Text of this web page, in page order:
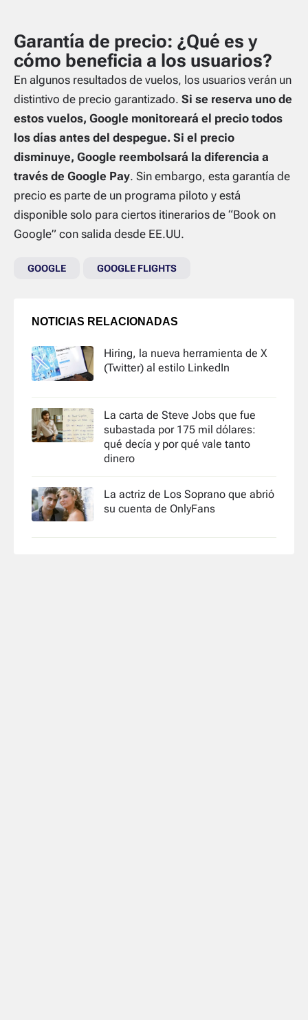
Garantía de precio: ¿Qué es y
cómo beneficia a los usuarios?
En algunos resultados de vuelos, los usuarios verán un
distintivo de precio garantizado. Si se reserva uno de
estos vuelos, Google monitoreará el precio todos
los días antes del despegue. Si el precio
disminuye, Google reembolsará la diferencia a
través de Google Pay. Sin embargo, esta garantía de
precio es parte de un programa piloto y está
disponible solo para ciertos itinerarios de “Book on
Google” con salida desde EE.UU.
GOOGLE GOOGLE FLIGHTS
NOTICIAS RELACIONADAS
Hiring, la nueva herramienta de X
(Twitter) al estilo LinkedIn
La carta de Steve Jobs que fue
subastada por 175 mil dólares:
qué decía y por qué vale tanto
dinero
La actriz de Los Soprano que abrió
su cuenta de OnlyFans